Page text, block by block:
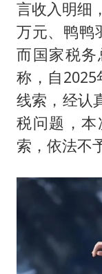
言收入明细
万元、鸭鸭
而国家税
称，自
线索，经认
税问题，
索，依法不